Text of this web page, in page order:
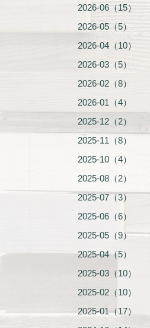
2026-06（15）
2026-05（5）
2026-04（10）
2026-03（5）
2026-02（8）
2026-01（4）
2025-12（2）
2025-11（8）
2025-10（4）
2025-08（2）
2025-07（3）
2025-06（6）
2025-05（9）
2025-04（5）
2025-03（10）
2025-02（10）
2025-01（17）